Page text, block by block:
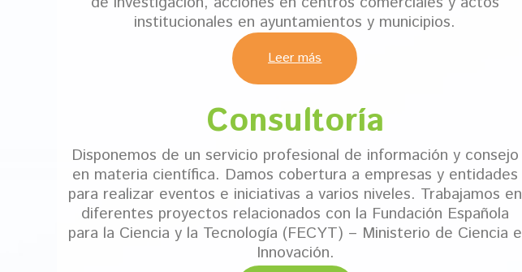
institucionales en ayuntamientos y municipios.
Leer más
Consultoría
Disponemos de un servicio profesional de información y consejo
en materia científica. Damos cobertura a empresas y entidades
para realizar eventos e iniciativas a varios niveles. Trabajamos en
diferentes proyectos relacionados con la Fundación Española
para la Ciencia y la Tecnología (FECYT) – Ministerio de Ciencia e
Innovación.